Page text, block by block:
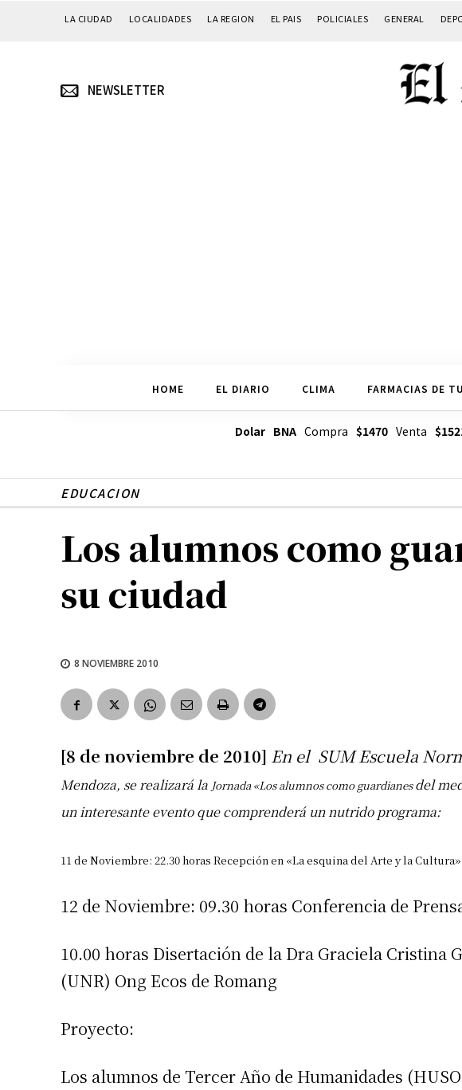
LA CIUDAD LOCALIDADES LA REGION EL PAIS POLICIALES GENERAL
NEWSLETTER
HOME EL DIARIO CLIMA FARMACIAS DE
Dolar BNACompra $1470Venta
EDUCACION
Los alumnos como
su ciudad
8 NOVIEMBRE 2010
[8 de noviembre de 2010] En el SUM Escuela
Mendoza, se realizará la Jornada «Los alumnos como guardianesdel
un interesante evento que comprenderá un nutrido programa:
11 de Noviembre: 22.30 horas Recepción en «La esquina del Arte y la Cultura»
12 de Noviembre: 09.30 horas Conferencia de
10.00 horas Disertación de la Dra Graciela Cristina
(UNR) Ong Ecos de Romang
Proyecto:
Los alumnos de Tercer Año de Humanidades